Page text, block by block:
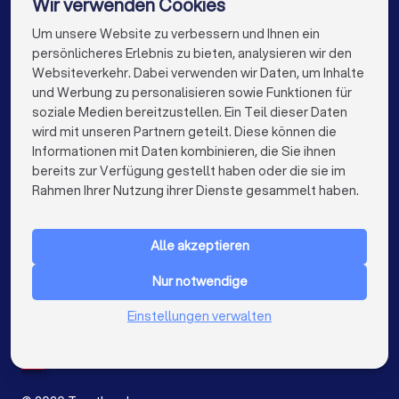
Stuckateure in Stuttgart
Stuckateure in Düsseldorf
Stuckateure in Dortmund
Stuckateure in Essen
Stuckateure in Bremen
Stuckateure in Nürnberg
Stuckateure in Dresden
Stuckateure in Hannover
Stuckateure in Bochum
Stuckateure in Wuppertal
Stuckateure in Bielefeld
Stuckateure in Bonn
Stuckateure in Münster
Stuckateure in der Nähe
Die besten Stuckateure für Sie
info@trustlocal.de
FÜR PRIVATPERSONEN
Niederlande
Um unsere Website zu verbessern und Ihnen ein
persönlicheres Erlebnis zu bieten, analysieren wir den
Websiteverkehr. Dabei verwenden wir Daten, um Inhalte
und Werbung zu personalisieren sowie Funktionen für
soziale Medien bereitzustellen. Ein Teil dieser Daten
wird mit unseren Partnern geteilt. Diese können die
Informationen mit Daten kombinieren, die Sie ihnen
bereits zur Verfügung gestellt haben oder die sie im
Rahmen Ihrer Nutzung ihrer Dienste gesammelt haben.
Alle akzeptieren
Nur notwendige
Einstellungen verwalten